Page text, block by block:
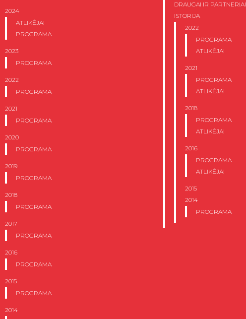
2024
ATLIKĖJAI
PROGRAMA
2023
PROGRAMA
2022
PROGRAMA
2021
PROGRAMA
2020
PROGRAMA
2019
PROGRAMA
2018
PROGRAMA
2017
PROGRAMA
2016
PROGRAMA
2015
PROGRAMA
2014
DRAUGAI IR PARTNERIAI
ISTORIJA
2022
PROGRAMA
ATLIKĖJAI
2021
PROGRAMA
ATLIKĖJAI
2018
PROGRAMA
ATLIKĖJAI
2016
PROGRAMA
ATLIKĖJAI
2015
2014
PROGRAMA